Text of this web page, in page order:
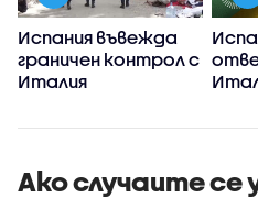
Испания въвежда
граничен контрол с
Италия
Ако случаите се